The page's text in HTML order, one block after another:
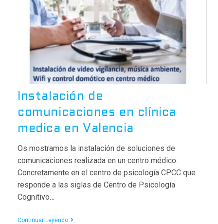
Instalación de
comunicaciones en clínica
medica en Valencia
Os mostramos la instalación de soluciones de
comunicaciones realizada en un centro médico.
Concretamente en el centro de psicología CPCC que
responde a las siglas de Centro de Psicología
Cognitivo…
Continuar Leyendo